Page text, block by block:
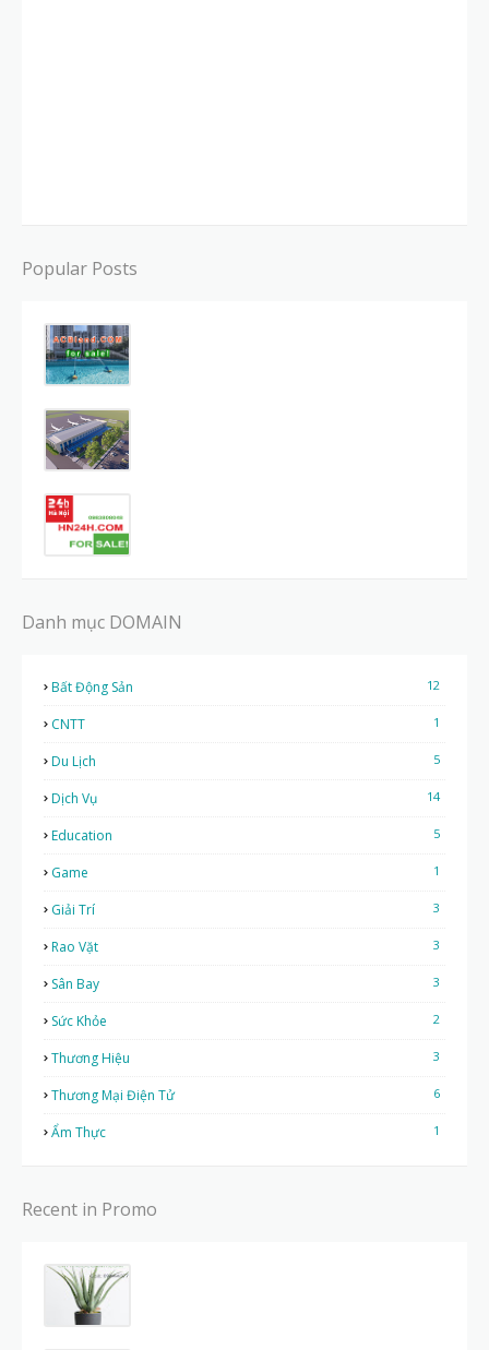
Popular Posts
Danh mục DOMAIN
Bất Động Sản 12
CNTT 1
Du Lịch 5
Dịch Vụ 14
Education 5
Game 1
Giải Trí 3
Rao Vặt 3
Sân Bay 3
Sức Khỏe 2
Thương Hiệu 3
Thương Mại Điện Tử 6
Ẩm Thực 1
Recent in Promo